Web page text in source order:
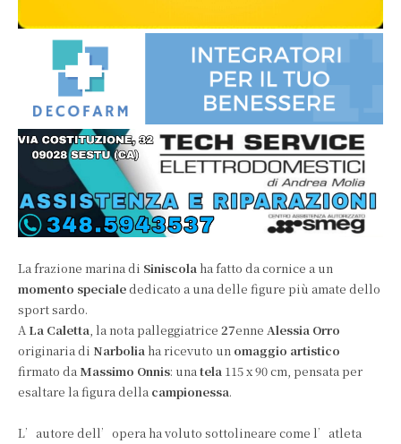
La frazione marina di Siniscola ha fatto da cornice a un
momento specialededicato a una delle figure più amate dello
sport sardo.
A La Caletta, la nota palleggiatrice 27enne Alessia Orro
originaria di Narbolia ha ricevuto un omaggio artistico
firmato daMassimo Onnis: unatela 115 x 90 cm, pensata per
esaltare la figura della campionessa.
L’autore dell’opera ha voluto sottolineare come l’atleta